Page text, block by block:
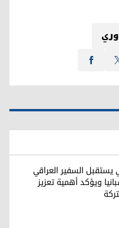
يستقبل السفير العراقي
ويؤكد أهمية تعزيز